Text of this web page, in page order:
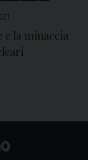
e la minaccia